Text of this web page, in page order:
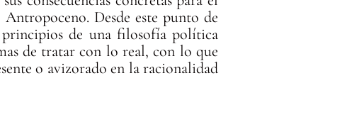
Desde este punto de
de una filosofía política
de tratar con lo real, con lo que
o avizorado en la racionalidad